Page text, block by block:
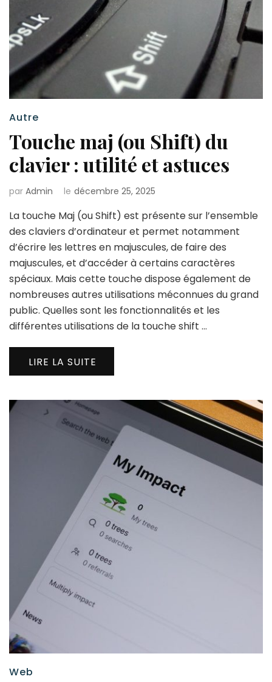
Autre
Touche maj (ou Shift) du
clavier : utilité et astuces
par Admin le décembre 25, 2025
La touche Maj (ou Shift) est présente sur l’ensemble
des claviers d’ordinateur et permet notamment
d’écrire les lettres en majuscules, de faire des
majuscules, et d’accéder à certains caractères
spéciaux. Mais cette touche dispose également de
nombreuses autres utilisations méconnues du grand
public. Quelles sont les fonctionnalités et les
différentes utilisations de la touche shift …
LIRE LA SUITE
Web